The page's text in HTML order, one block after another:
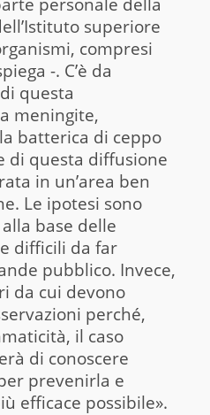
superiore
compresi
-. C’è da
questa
meningite,
batterica di ceppo
di questa diffusione
in un’area ben
Le ipotesi sono
base delle
difficili da far
pubblico. Invece,
da cui devono
perché,
il caso
di conoscere
prevenirla e
efficace possibile».